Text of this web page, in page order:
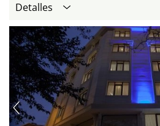
Detalles